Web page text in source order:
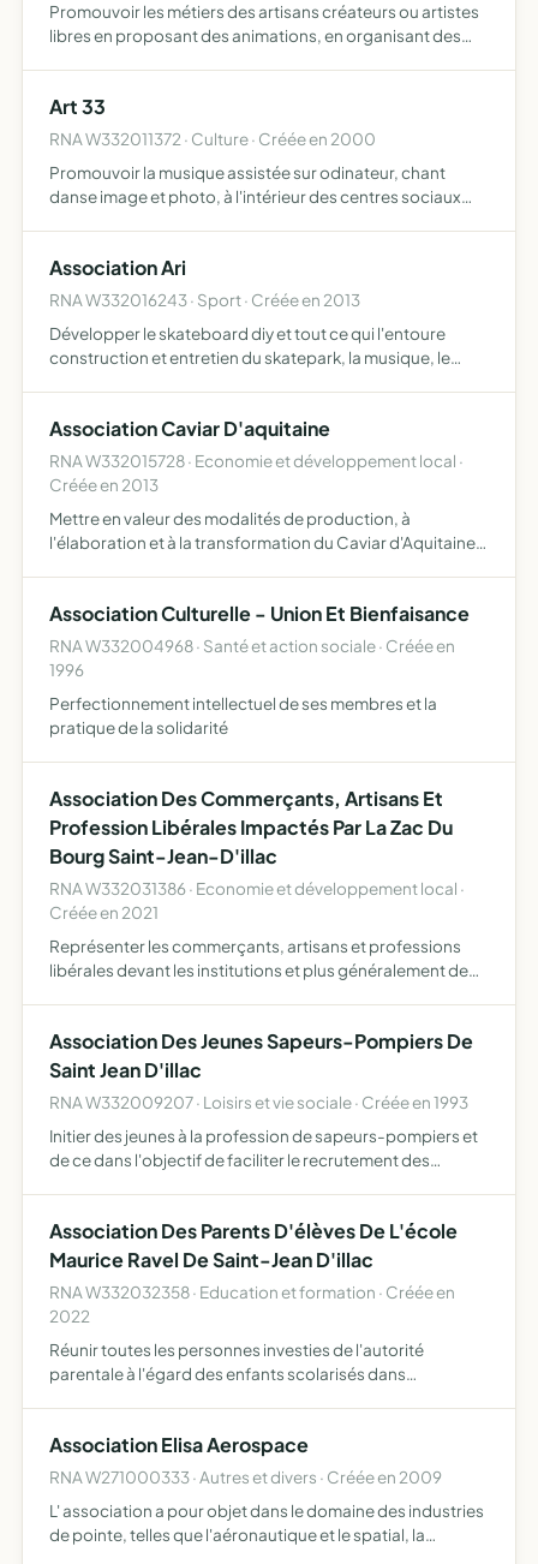
Promouvoir les métiers des artisans créateurs ou artistes
libres en proposant des animations, en organisant des
Art 33
RNA W332011372 · Culture · Créée en 2000
Promouvoir la musique assistée sur odinateur, chant
danse image et photo, à l'intérieur des centres sociaux
Association Ari
RNA W332016243 · Sport · Créée en 2013
Développer le skateboard diy et tout ce qui l'entoure
construction et entretien du skatepark, la musique, le
Association Caviar D'aquitaine
RNA W332015728 · Economie et développement local ·
Créée en 2013
Mettre en valeur des modalités de production, à
l'élaboration et à la transformation du Caviar d'Aquitaine
cha…
Association Culturelle - Union Et Bienfaisance
RNA W332004968 · Santé et action sociale · Créée en
1996
Perfectionnement intellectuel de ses membres et la
pratique de la solidarité
Association Des Commerçants, Artisans Et
Profession Libérales Impactés Par La Zac Du
Bourg Saint-Jean-D'illac
RNA W332031386 · Economie et développement local ·
Créée en 2021
Représenter les commerçants, artisans et professions
libérales devant les institutions et plus généralement de
Association Des Jeunes Sapeurs-Pompiers De
Saint Jean D'illac
RNA W332009207 · Loisirs et vie sociale · Créée en 1993
Initier des jeunes à la profession de sapeurs-pompiers et
de ce dans l'objectif de faciliter le recrutement des
Association Des Parents D'élèves De L'école
Maurice Ravel De Saint-Jean D'illac
RNA W332032358 · Education et formation · Créée en
2022
Réunir toutes les personnes investies de l'autorité
parentale à l'égard des enfants scolarisés dans
Association Elisa Aerospace
RNA W271000333 · Autres et divers · Créée en 2009
L' association a pour objet dans le domaine des industries
de pointe, telles que l'aéronautique et le spatial, la